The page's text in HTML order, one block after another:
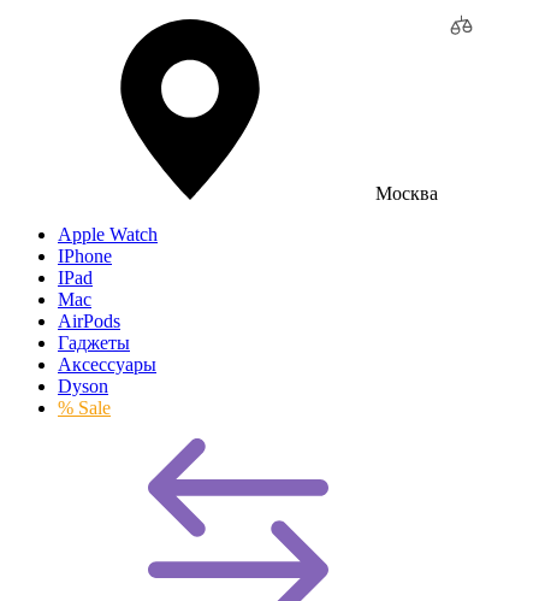
Москва
Apple Watch
IPhone
IPad
Mac
AirPods
Гаджеты
Аксессуары
Dyson
% Sale